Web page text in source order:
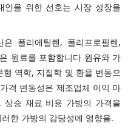
을 위한 선호는 시장 성장을
폴리에틸렌, 폴리프로필렌,
원료를 포함합니다 원유와 가
역학, 지질학 및 환율 변동으
격 변동성은 제조업체 이익 마
승 재료 비용 가방의 가격을
한 가방의 감당성에 영향을.